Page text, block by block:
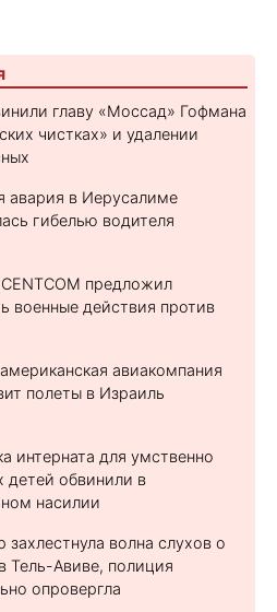
главу «Моссад» Гофмана
чистках» и удалении
авария в Иерусалиме
гибелью водителя
предложил
военные действия против
авиакомпания
полеты в Израиль
интерната для умственно
детей обвинили в
насилии
захлестнула волна слухов о
Тель-Авиве, полиция
опровергла